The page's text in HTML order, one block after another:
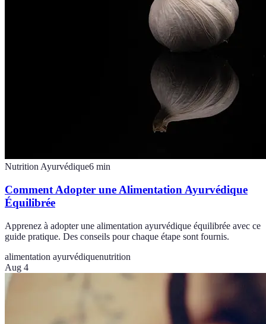
Nutrition Ayurvédique6 min
Comment Adopter une Alimentation Ayurvédique
Équilibrée
Apprenez à adopter une alimentation ayurvédique équilibrée avec ce
guide pratique. Des conseils pour chaque étape sont fournis.
alimentation ayurvédiquenutrition
Aug 4